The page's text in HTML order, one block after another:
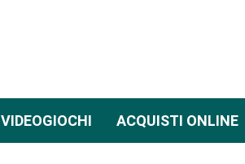
VIDEOGIOCHI ACQUISTI ONLINE